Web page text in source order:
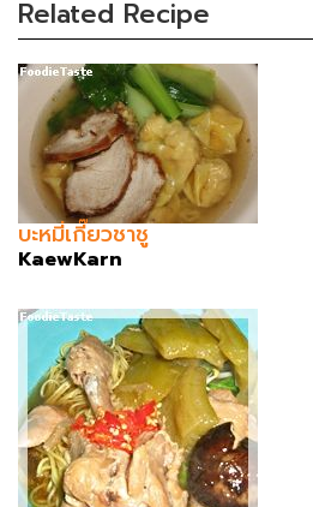
Related Recipe
บะหมี่เกี๊ยวชาชู
KaewKarn